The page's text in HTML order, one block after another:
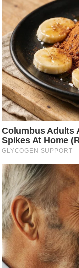
ट
स
मं
त्रा
रि
ले
श
न
शि
प
रा
ज
नी
ति
वि
श्ले
ष
स